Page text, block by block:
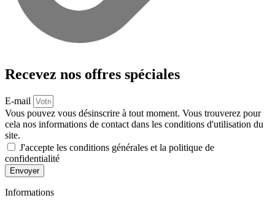
Recevez nos offres spéciales
E-mail
Vous pouvez vous désinscrire à tout moment. Vous trouverez pour
cela nos informations de contact dans les conditions d'utilisation du
site.
J'accepte les conditions générales et la politique de
confidentialité
Envoyer
Informations